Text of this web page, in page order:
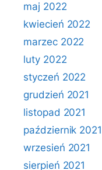
maj 2022
kwiecień 2022
marzec 2022
luty 2022
styczeń 2022
grudzień 2021
listopad 2021
październik 2021
wrzesień 2021
sierpień 2021